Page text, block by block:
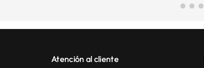
Atención al cliente